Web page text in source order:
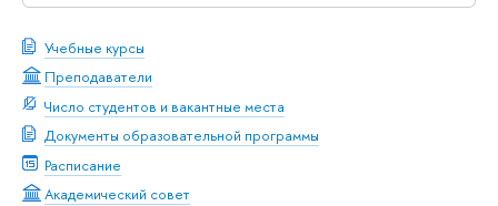
Учебные курсы
Преподаватели
Число студентов и вакантные места
Документы образовательной программы
Расписание
Академический совет